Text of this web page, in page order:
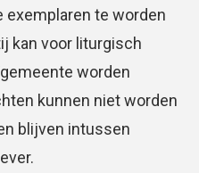
exemplaren te worden
kan voor liturgisch
worden
kunnen niet worden
blijven intussen